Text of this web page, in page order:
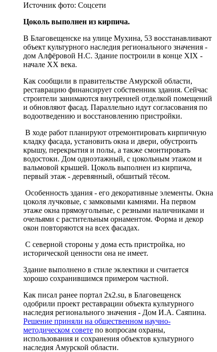
Источник фото: Соцсети
Цоколь выполнен из кирпича.
В Благовещенске на улице Мухина, 53 восстанавливают
объект культурного наследия регионального значения -
дом Алфёровой Н.С. Здание построили в конце XIX -
начале XX века.
Как сообщили в правительстве Амурской области,
реставрацию финансирует собственник здания. Сейчас
строители занимаются внутренней отделкой помещений
и обновляют фасад. Параллельно идут согласования по
водоотведению и восстановлению пристройки.
В ходе работ планируют отремонтировать кирпичную
кладку фасада, установить окна и двери, обустроить
крышу, перекрытия и полы, а также смонтировать
водостоки. Дом одноэтажный, с цокольным этажом и
вальмовой крышей. Цоколь выполнен из кирпича,
первый этаж - деревянный, обшитый тёсом.
Особенность здания - его декоративные элементы. Окна
цоколя лучковые, с замковыми камнями. На первом
этаже окна прямоугольные, с резными наличниками и
очельями с растительным орнаментом. Форма и декор
окон повторяются на всех фасадах.
С северной стороны у дома есть пристройка, но
исторической ценности она не имеет.
Здание выполнено в стиле эклектики и считается
хорошо сохранившимся примером частной.
Как писал ранее портал 2х2.su, в Благовещенск
одобрили проект реставрации объекта культурного
наследия регионального значения - Дом И.А. Саяпина.
Решение приняли на общественном научно-
методическом совете по вопросам охраны,
использования и сохранения объектов культурного
наследия Амурской области.